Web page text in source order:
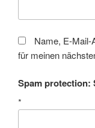
Name, E-Mail-
für meinen
Spam protection:
*